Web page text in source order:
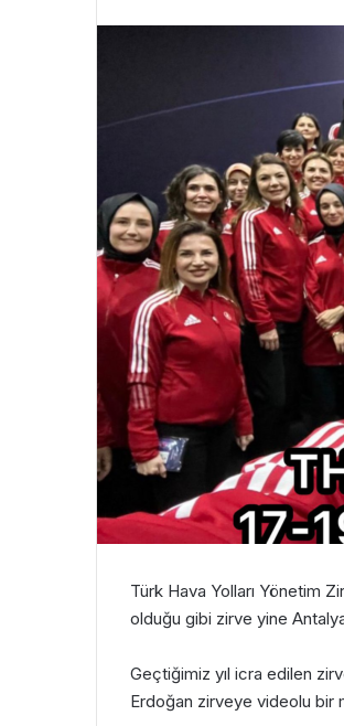
Türk Hava Yolları Yönetim
olduğu gibi zirve yine
Geçtiğimiz yıl icra edilen
Erdoğan zirveye videolu bir